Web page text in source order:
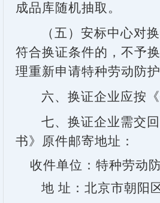
成品库随机抽取。
（五）安标中心对
符合换证条件的，不予
理重新申请特种劳动防
六、换证企业应按
七、换证企业需交
书》原件邮寄地址：
收件单位：特种劳动
地 址：北京市朝阳